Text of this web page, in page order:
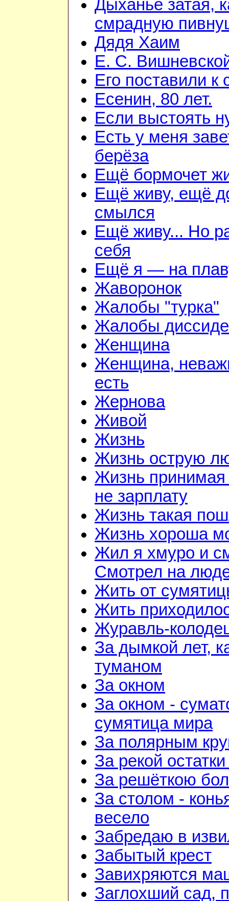
Дыханье затая,
смрадную
Дядя Хаим
Е. С.
Его поставили к
Есенин, 80 лет.
Если выстоять
Есть у меня
берёза
Ещё бормочет
Ещё живу, ещё
смылся
Ещё живу... Но
себя
Ещё я — на
Жаворонок
Жалобы "турка"
Жалобы
Женщина
Женщина,
есть
Жернова
Живой
Жизнь
Жизнь острую
Жизнь
не зарплату
Жизнь такая
Жизнь хороша
Жил я хмуро и
Смотрел на
Жить от
Жить
Журавль-
За дымкой лет,
туманом
За окном
За окном -
сумятица мира
За полярным
За рекой
За решёткою
За столом -
весело
Забредаю в
Забытый крест
Завихряются
Заглохший сад,